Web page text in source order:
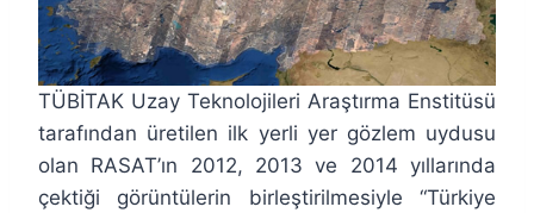
TÜBİTAK Uzay Teknolojileri Araştırma Enstitüsü
tarafından üretilen ilk yerli yer gözlem uydusu
olan RASAT’ın 2012, 2013 ve 2014 yıllarında
çektiği görüntülerin birleştirilmesiyle “Türkiye